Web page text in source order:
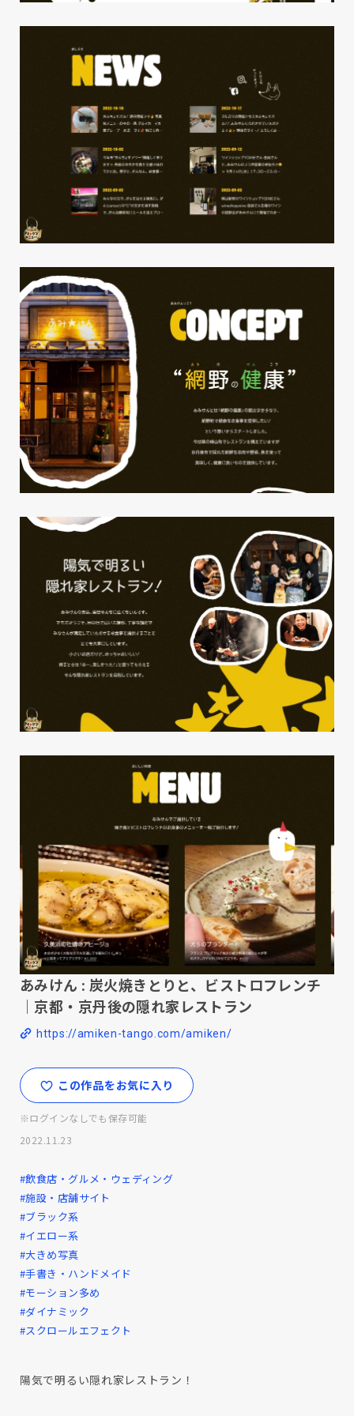
あみけん : 炭火焼きとりと、ビストロフレンチ
｜京都・京丹後の隠れ家レストラン
https://amiken-tango.com/amiken/
この作品をお気に入り
※ログインなしでも保存可能
2022.11.23
#飲食店・グルメ・ウェディング
#施設・店舗サイト
#ブラック系
#イエロー系
#大きめ写真
#手書き・ハンドメイド
#モーション多め
#ダイナミック
#スクロールエフェクト
陽気で明るい隠れ家レストラン！